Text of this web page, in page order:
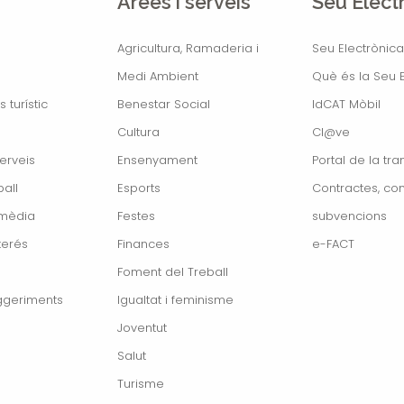
turístic
Agricultura, Ramaderia i
Medi Ambient
Benestar Social
Cultura
Ensenyament
Esports
Festes
Finances
Foment del Treball
Igualtat i feminisme
Joventut
Salut
Turisme
Seu Electrònica
Què és la Seu
IdCAT Mòbil
Cl@ve
Portal de la
Contractes,
subvencions
e-FACT